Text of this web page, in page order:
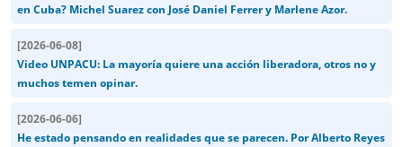
en Cuba? Michel Suarez con José Daniel Ferrer y Marlene Azor.
[2026-06-08]
Video UNPACU: La mayoría quiere una acción liberadora, otros no y
muchos temen opinar.
[2026-06-06]
He estado pensando en realidades que se parecen. Por Alberto Reyes